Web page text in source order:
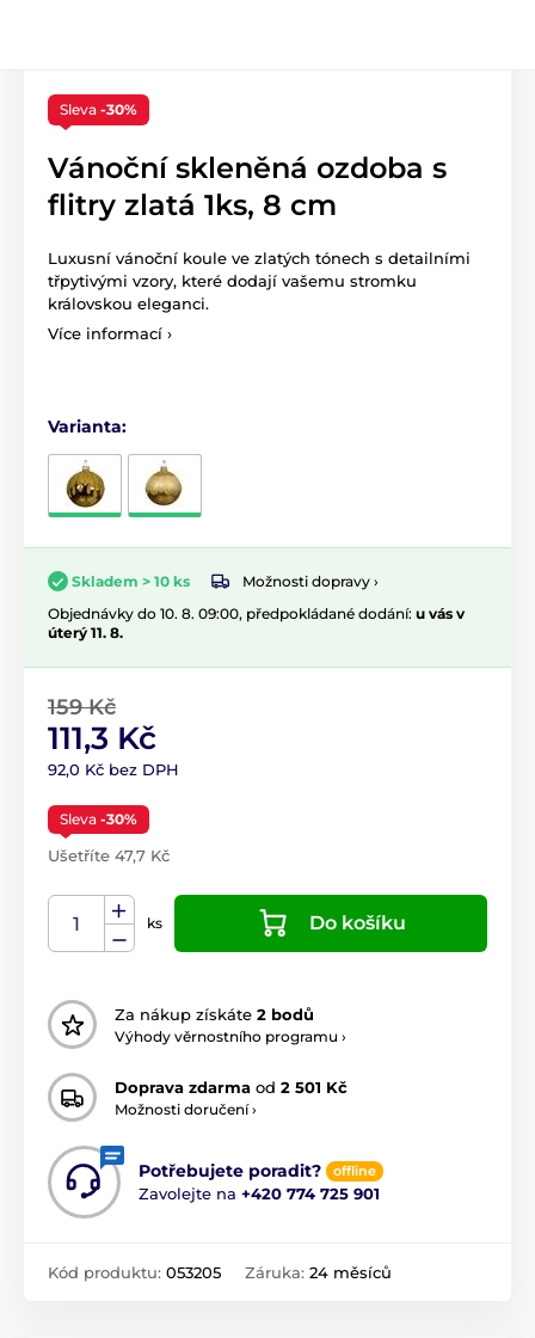
Sleva -30%
Vánoční skleněná ozdoba s
flitry zlatá 1ks, 8 cm
Luxusní vánoční koule ve zlatých tónech s detailními
třpytivými vzory, které dodají vašemu stromku
královskou eleganci.
Více informací ›
Varianta:
Skladem > 10 ks
Možnosti dopravy ›
Objednávky do 10. 8. 09:00, předpokládané dodání: u vás v
úterý 11. 8.
159 Kč
111,3 Kč
92,0 Kč bez DPH
Sleva -30%
Ušetříte 47,7 Kč
ks Do košíku
Za nákup získáte 2 bodů
Výhody věrnostního programu ›
Doprava zdarma od 2 501 Kč
Možnosti doručení ›
Potřebujete poradit? offline
Zavolejte na +420 774 725 901
Kód produktu: 053205 Záruka: 24 měsíců